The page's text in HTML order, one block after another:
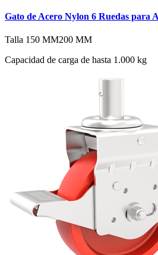
Gato de Acero Nylon 6 Ruedas para
Talla 150 MM200 MM
Capacidad de carga de hasta 1.000 kg